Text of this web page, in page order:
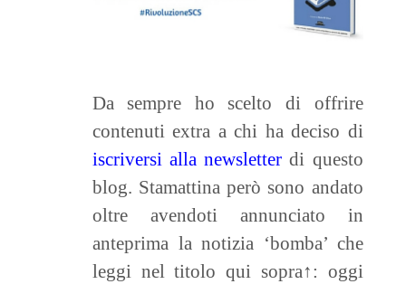
Da sempre ho scelto di offrire
contenuti extra a chi ha deciso di
iscriversi alla newsletter di questo
blog. Stamattina però sono andato
oltre avendoti annunciato in
anteprima la notizia ‘bomba’ che
leggi nel titolo qui sopra↑: oggi